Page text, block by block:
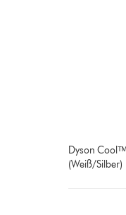
Dyson
(Weiß/Silber)